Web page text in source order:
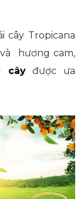
cây Tropicana
hương cam,
câyđược ưa